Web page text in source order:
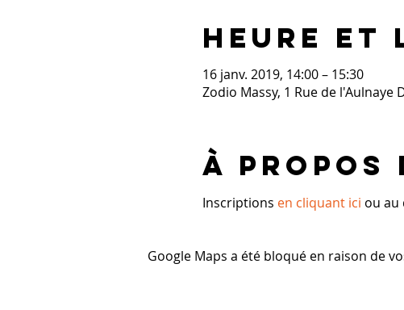
Heure et
16 janv. 2019, 14:00 – 15:30
Zodio Massy, 1 Rue de l'Aulnaye
À propos
Inscriptions en cliquant ici ou au
Google Maps a été bloqué en raison de